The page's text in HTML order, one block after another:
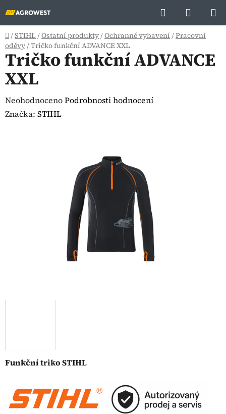
na
obsah
Hledat
KOŠÍK
Domů
/STIHL /Ostatní produkty/Ochranné vybavení /Pracovní
oděvy/Tričko funkční ADVANCE XXL
Funkční triko STIHL
Tričko funkční ADVANCE
XXL
Průměrné
hodnocení
NeohodnocenoPodrobnosti hodnocení
Značka: STIHL